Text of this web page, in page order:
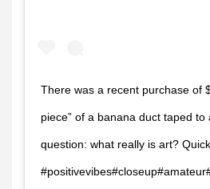
There was a recent purchase of
piece” of a banana duct taped
question: what really is art?